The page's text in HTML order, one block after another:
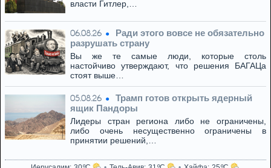
власти Гитлер,…
06.08.26
Ради этого вовсе не обязательно
разрушать страну
Вы же те самые люди, которые столь
настойчиво утверждают, что решения БАГАЦа
стоят выше…
05.08.26
Трамп готов открыть ядерный
ящик Пандоры
Лидеры стран региона либо не ограничены,
либо очень несущественно ограничены в
принятии решений,…